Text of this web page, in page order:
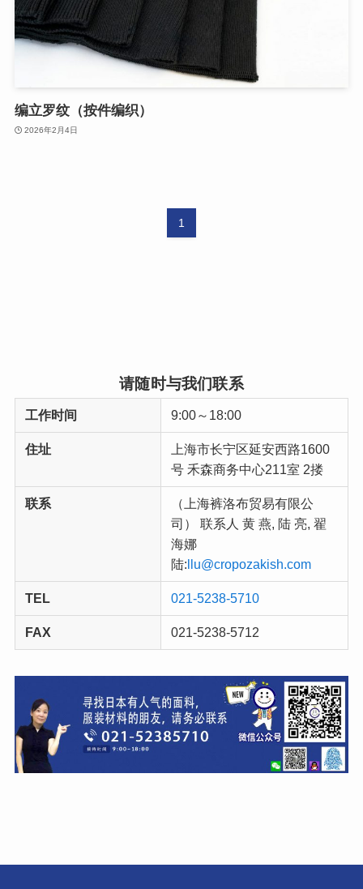
编立罗纹（按件编织）
2026年2月4日
1
请随时与我们联系
工作时间 9:00～18:00
住址
上海市长宁区延安西路1600
号 禾森商务中心211室 2搂
联系
（上海裤洛布贸易有限公
司） 联系人 黄 燕, 陆 亮, 翟
海娜
陆:llu@cropozakish.com
TEL 021-5238-5710
FAX 021-5238-5712